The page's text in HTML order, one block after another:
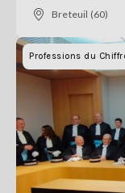
Breteuil (60)
Professions du